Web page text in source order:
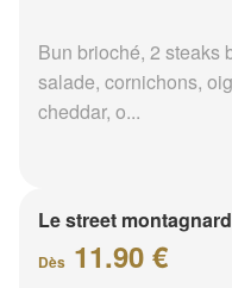
Bun brioché, 2 steaks
salade, cornichons,
cheddar, o...
Le street montagnard
Dès 11.90 €